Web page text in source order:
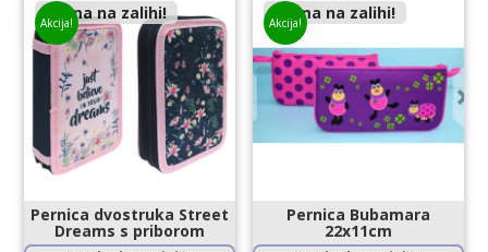
Nema na zalihi!
Pernica dvostruka Street
Dreams s priborom
Akcija! Nema na zalihi!
Pernica Bubamara
22x11cm
Akcija!